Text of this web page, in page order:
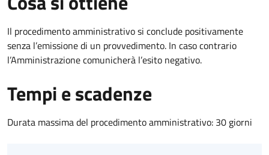
Il procedimento amministrativo si conclude positivamente
senza l’emissione di un provvedimento. In caso contrario
l’Amministrazione comunicherà l’esito negativo.
Tempi e scadenze
Durata massima del procedimento amministrativo: 30 giorni